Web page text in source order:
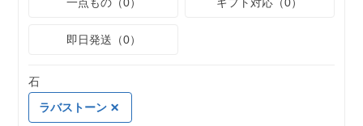
即日発送（0）
石
ラバストーン